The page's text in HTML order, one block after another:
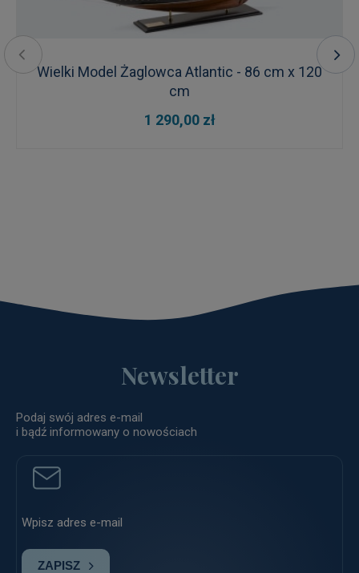
Wielki Model Żaglowca Atlantic - 86 cm x 120
cm
1 290,00 zł
Newsletter
Podaj swój adres e-mail
i bądź informowany o nowościach
ZAPISZ